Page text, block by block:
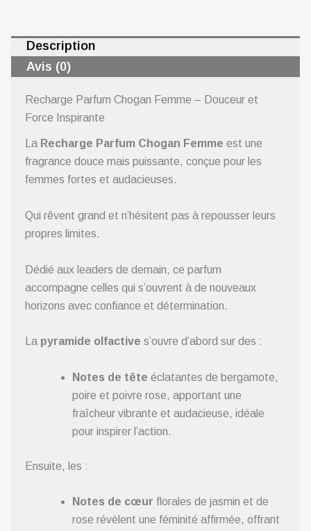
Description
Avis (0)
Recharge Parfum Chogan Femme – Douceur et
Force Inspirante
La Recharge Parfum Chogan Femme est une
fragrance douce mais puissante, conçue pour les
femmes fortes et audacieuses.
Qui rêvent grand et n’hésitent pas à repousser leurs
propres limites.
Dédié aux leaders de demain, ce parfum
accompagne celles qui s’ouvrent à de nouveaux
horizons avec confiance et détermination.
La pyramide olfactive s’ouvre d’abord sur des :
Notes de tête éclatantes de bergamote,
poire et poivre rose, apportant une
fraîcheur vibrante et audacieuse, idéale
pour inspirer l’action.
Ensuite, les :
Notes de cœur florales de jasmin et de
rose révèlent une féminité affirmée, offrant